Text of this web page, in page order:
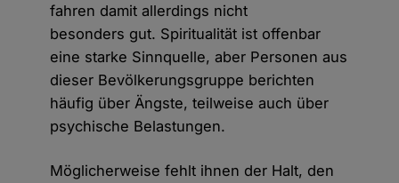
fahren damit allerdings nicht
besonders gut. Spiritualität ist offenbar
eine starke Sinnquelle, aber Personen aus
dieser Bevölkerungsgruppe berichten
häufig über Ängste, teilweise auch über
psychische Belastungen.
Möglicherweise fehlt ihnen der Halt, den